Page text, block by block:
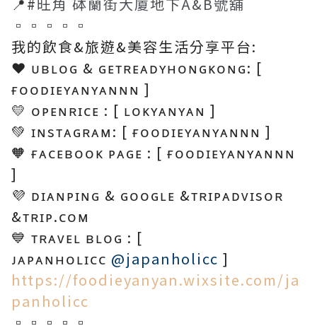
▫▫▫▫▫
我的飲食&旅遊&美容生活分享平台:
❤️ ᴜʙʟᴏɢ & ɢᴇᴛʀᴇᴀᴅʏʜᴏɴɢᴋᴏɴɢ: [
ғᴏᴏᴅɪᴇʏᴀɴʏᴀɴɴɴ ]
💛 ᴏᴘᴇɴʀɪᴄᴇ : [ ʟᴏᴋʏᴀɴʏᴀɴ ]
💚 ɪɴsᴛᴀɢʀᴀᴍ: [ ғᴏᴏᴅɪᴇʏᴀɴʏᴀɴɴɴ ]
🧡 ғᴀᴄᴇʙᴏᴏᴋ ᴘᴀɢᴇ : [ ғᴏᴏᴅɪᴇʏᴀɴʏᴀɴɴɴ
]
💜 ᴅɪᴀɴᴘɪɴɢ & ɢᴏᴏɢʟᴇ &ᴛʀɪᴘᴀᴅᴠɪsᴏʀ
&ᴛʀɪᴘ.ᴄᴏᴍ
💙 ᴛʀᴀᴠᴇʟ ʙʟᴏɢ : [
ᴊᴀᴘᴀɴʜᴏʟɪᴄᴄ @japanholicc ]
https://foodieyanyan.wixsite.com/ja
panholicc
▫▫▫▫▫